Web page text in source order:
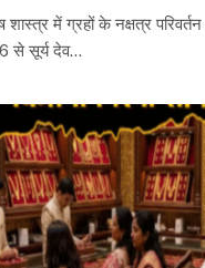
शास्त्र में ग्रहों के नक्षत्र परिवर्तन
से सूर्य देव…